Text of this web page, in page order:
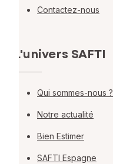
Contactez-nous
L'univers SAFTI
Qui sommes-nous ?
Notre actualité
Bien Estimer
SAFTI Espagne